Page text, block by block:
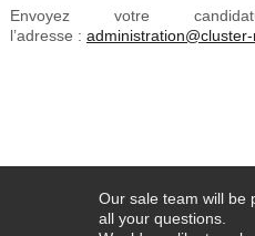
Envoyez votre
l’adresse :
Our sale team will be
all your questions.